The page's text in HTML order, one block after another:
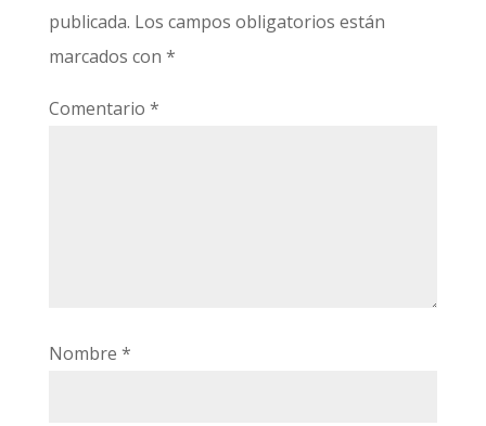
publicada. Los campos obligatorios están
marcados con *
Comentario *
Nombre *